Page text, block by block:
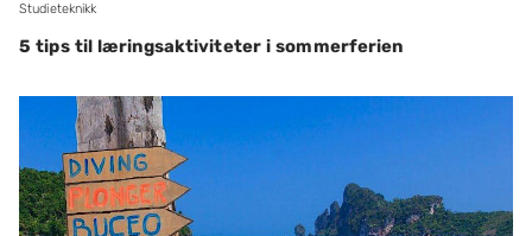
Studieteknikk
5 tips til læringsaktiviteter i sommerferien